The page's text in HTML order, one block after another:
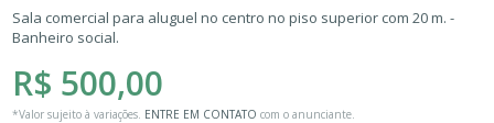
Sala comercial para aluguel no centro no piso superior com 20 m. -
Banheiro social.
R$ 500,00
*Valor sujeito à variações. ENTRE EM CONTATO com o anunciante.